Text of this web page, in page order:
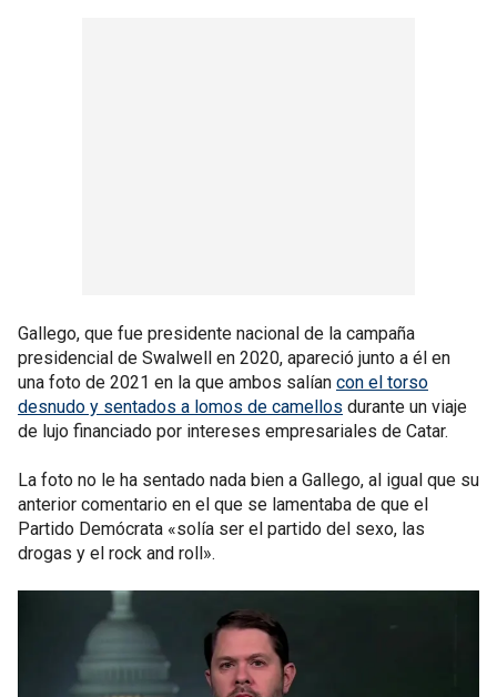
Gallego, que fue presidente nacional de la campaña
presidencial de Swalwell en 2020, apareció junto a él en
una foto de 2021 en la que ambos salían con el torso
desnudo y sentados a lomos de camellos durante un viaje
de lujo financiado por intereses empresariales de Catar.
La foto no le ha sentado nada bien a Gallego, al igual que su
anterior comentario en el que se lamentaba de que el
Partido Demócrata «solía ser el partido del sexo, las
drogas y el rock and roll».